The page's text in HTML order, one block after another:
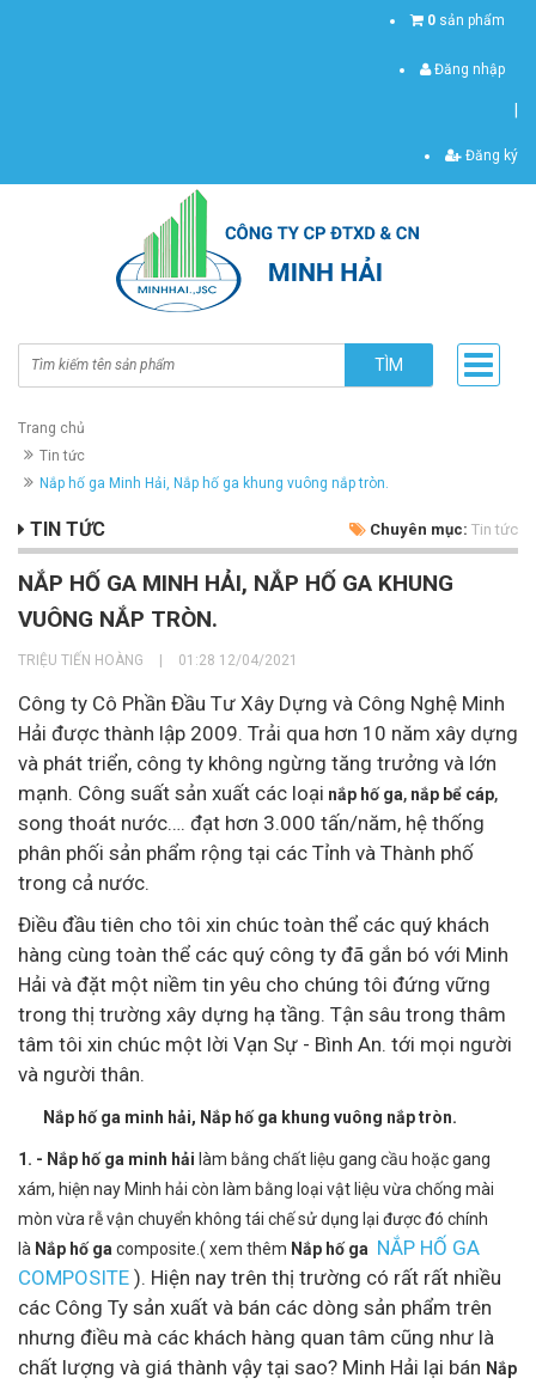
0 sản phẩm
Đăng nhập
Đăng ký
TÌM
Trang chủ
Tin tức
Nắp hố ga Minh Hải, Nắp hố ga khung vuông nắp tròn.
TIN TỨC Chuyên mục: Tin tức
NẮP HỐ GA MINH HẢI, NẮP HỐ GA KHUNG
VUÔNG NẮP TRÒN.
TRIỆU TIẾN HOÀNG 01:28 12/04/2021
Công ty Cô Phần Đầu Tư Xây Dựng và Công Nghệ Minh
Hải được thành lập 2009. Trải qua hơn 10 năm xây dựng
và phát triển, công ty không ngừng tăng trưởng và lớn
mạnh. Công suất sản xuất các loại nắp hố ga, nắp bể cáp,
song thoát nước…. đạt hơn 3.000 tấn/năm, hệ thống
phân phối sản phẩm rộng tại các Tỉnh và Thành phố
trong cả nước.
Điều đầu tiên cho tôi xin chúc toàn thể các quý khách
hàng cùng toàn thể các quý công ty đã gắn bó với Minh
Hải và đặt một niềm tin yêu cho chúng tôi đứng vững
trong thị trường xây dựng hạ tầng. Tận sâu trong thâm
tâm tôi xin chúc một lời Vạn Sự - Bình An. tới mọi người
và người thân.
Nắp hố ga minh hải, Nắp hố ga khung vuông nắp tròn.
1. - Nắp hố ga minh hải làm bằng chất liệu gang cầu hoặc gang
xám, hiện nay Minh hải còn làm bằng loại vật liệu vừa chống mài
mòn vừa rễ vận chuyển không tái chế sử dụng lại được đó chính
là Nắp hố ga composite.( xem thêm Nắp hố ga NẮP HỐ GA
COMPOSITE ). Hiện nay trên thị trường có rất rất nhiều
các Công Ty sản xuất và bán các dòng sản phẩm trên
nhưng điều mà các khách hàng quan tâm cũng như là
chất lượng và giá thành vậy tại sao? Minh Hải lại bán Nắp